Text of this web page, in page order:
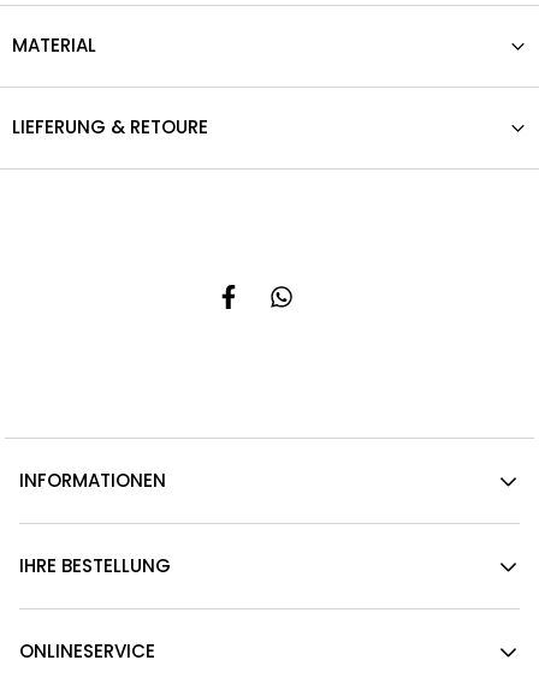
MATERIAL
LIEFERUNG & RETOURE
INFORMATIONEN
IHRE BESTELLUNG
ONLINESERVICE